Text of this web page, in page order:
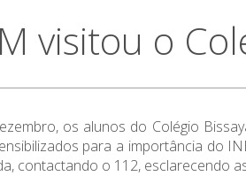
visitou o
os alunos do Colégio
para a importância do
contactando o 112, esclarecendo